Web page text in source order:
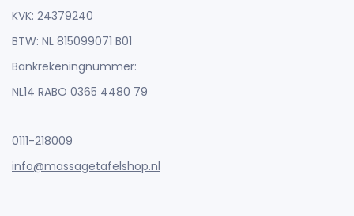
KVK: 24379240
BTW: NL 815099071 B01
Bankrekeningnummer:
NL14 RABO 0365 4480 79
0111-218009
info@massagetafelshop.nl